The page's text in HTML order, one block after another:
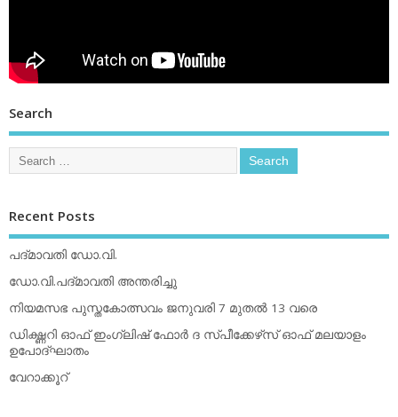
Search
Recent Posts
പദ്മാവതി ഡോ.വി.
ഡോ.വി.പദ്മാവതി അന്തരിച്ചു
നിയമസഭ പുസ്തകോത്സവം ജനുവരി 7 മുതല്‍ 13 വരെ
ഡിക്ഷ്ണറി ഓഫ് ഇംഗ്ലിഷ് ഫോര്‍ ദ സ്പീക്കേഴ്‌സ് ഓഫ് മലയാളം
ഉപോദ്ഘാതം
വേറാക്കൂറ്